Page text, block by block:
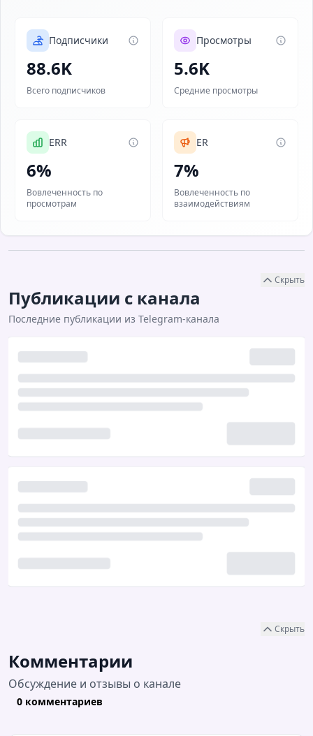
Подписчики
88.6K
Всего подписчиков
Просмотры
5.6K
Средние просмотры
ERR
6%
Вовлеченность по
просмотрам
ER
7%
Вовлеченность по
взаимодействиям
Скрыть
Комментарии
Обсуждение и отзывы о канале
0 комментариев
Скрыть
Публикации с канала
Последние публикации из Telegram-канала